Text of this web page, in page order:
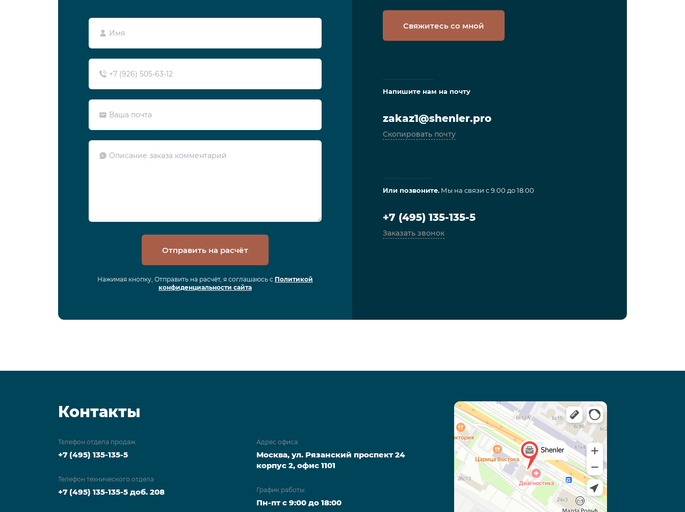
Отправить на расчёт
Нажимая кнопку, Отправить на расчёт, я соглашаюсь с Политикой
конфиденциальности сайта
Свяжитесь со мной
Напишите нам на почту
zakaz1@shenler.pro
Скопировать почту
Или позвоните.Мы на связи с 9.00 до 18.00
+7 (495) 135-135-5
Заказать звонок
Контакты
Телефон отдела продаж
+7 (495) 135-135-5
Телефон технического отдела
+7 (495) 135-135-5 доб. 208
Адрес офиса:
Москва, ул. Рязанский проспект 24
корпус 2, офис 1101
График работы:
Пн-пт с 9:00 до 18:00